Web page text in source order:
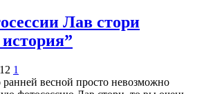
Лав стори
1
весной просто невозможно